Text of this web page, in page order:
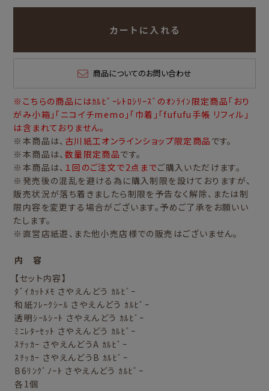
カートに入れる
商品についてのお問い合わせ
※こちらの商品にはｶﾙﾋﾞｰﾚﾄﾛｼﾘｰｽﾞのｵﾝﾗｲﾝ限定商品「おり
がみ小箱」「ニコイチmemo」「巾着」「fufufu手帳 リフィル」
は含まれておりません。
※本商品は、 古川紙工オンラインショップ限定商品 です。
※本商品は、 数量限定商品です。
※本商品は、 １回のご注文で2点までご購入いただけます。
※発売後の混乱を避ける為に購入制限を設けておりますが、
販売状況が落ち着きましたら制限を予告なく解除、または制
限内容を変更する場合がございます。予めご了承をお願いい
たします。
※直営店紙遊、また他小売店様での販売はございません。
内 容
【セット内容】
ﾀﾞｲｶｯﾄﾒﾓ さやえんどう ｶﾙﾋﾞｰ
和紙ﾌﾚｰｸｼｰﾙ さやえんどう ｶﾙﾋﾞｰ
透明ｼｰﾙｼｰﾄ さやえんどう ｶﾙﾋﾞｰ
ﾐﾆﾚﾀｰｾｯﾄ さやえんどう ｶﾙﾋﾞｰ
ｽﾃｯｶｰ さやえんどうA ｶﾙﾋﾞｰ
ｽﾃｯｶｰ さやえんどうB ｶﾙﾋﾞｰ
B6ﾘﾝｸﾞﾉｰﾄ さやえんどう ｶﾙﾋﾞｰ
各1個